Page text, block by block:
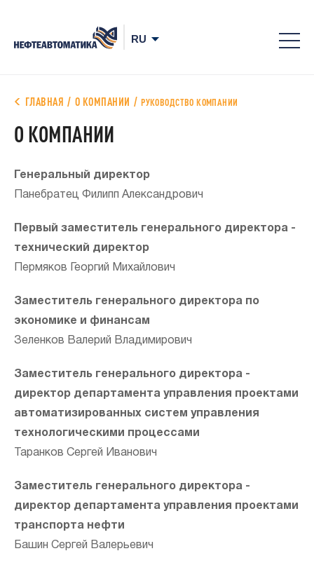
ГЛАВНАЯ О КОМПАНИИ РУКОВОДСТВО КОМПАНИИ
О КОМПАНИИ
Генеральный директор
Панебратец Филипп Александрович
Первый заместитель генерального директора -
технический директор
Пермяков Георгий Михайлович
Заместитель генерального директора по
экономике и финансам
Зеленков Валерий Владимирович
Заместитель генерального директора -
директор департамента управления проектами
автоматизированных систем управления
технологическими процессами
Таранков Сергей Иванович
Заместитель генерального директора -
директор департамента управления проектами
транспорта нефти
Башин Сергей Валерьевич